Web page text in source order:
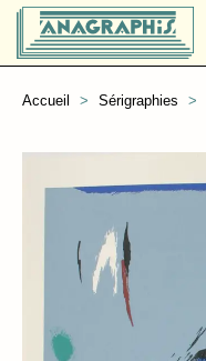
Accueil Sérigraphies